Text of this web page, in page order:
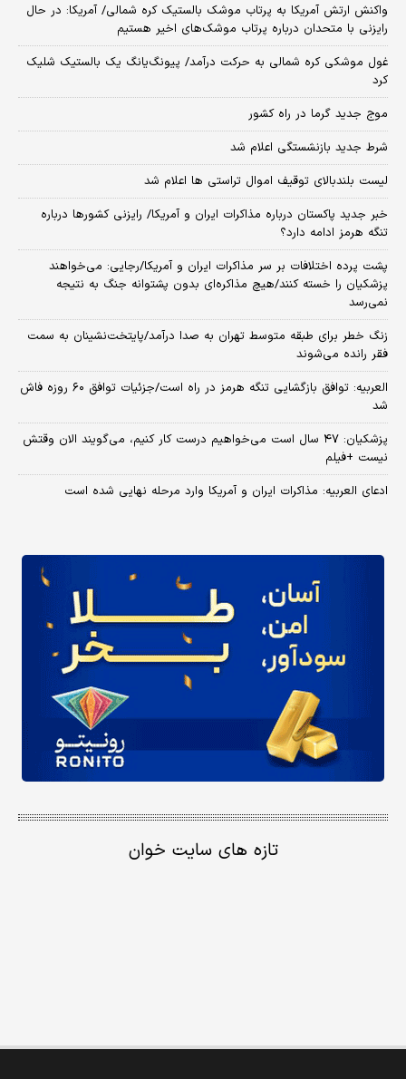
واکنش ارتش آمریکا به پرتاب موشک بالستیک کره شمالی/ آمریکا: در حال
رایزنی با متحدان درباره پرتاب موشک‌های اخیر هستیم
غول موشکی کره شمالی به حرکت درآمد/ پیونگ‌یانگ یک بالستیک شلیک
کرد
موج جدید گرما در راه کشور
شرط جدید بازنشستگی اعلام شد
لیست بلندبالای توقیف اموال تراستی ها اعلام شد
خبر جدید پاکستان درباره مذاکرات ایران و آمریکا/ رایزنی کشورها درباره
تنگه هرمز ادامه دارد؟
پشت پرده اختلافات بر سر مذاکرات ایران و آمریکا/رجایی: می‌خواهند
پزشکیان را خسته کنند/هیچ مذاکره‌ای بدون پشتوانه جنگ به نتیجه
نمی‌رسد
زنگ خطر برای طبقه متوسط تهران به صدا درآمد/پایتخت‌نشینان به سمت
فقر رانده می‌شوند
العربیه: توافق بازگشایی تنگه هرمز در راه است/جزئیات توافق ۶۰ روزه فاش
شد
پزشکیان: ۴۷ سال است می‌خواهیم درست کار کنیم، می‌گویند الان وقتش
نیست +فیلم
ادعای العربیه: مذاکرات ایران و آمریکا وارد مرحله نهایی شده است
تازه های سایت خوان